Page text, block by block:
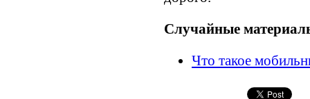
Случайные
Что такое